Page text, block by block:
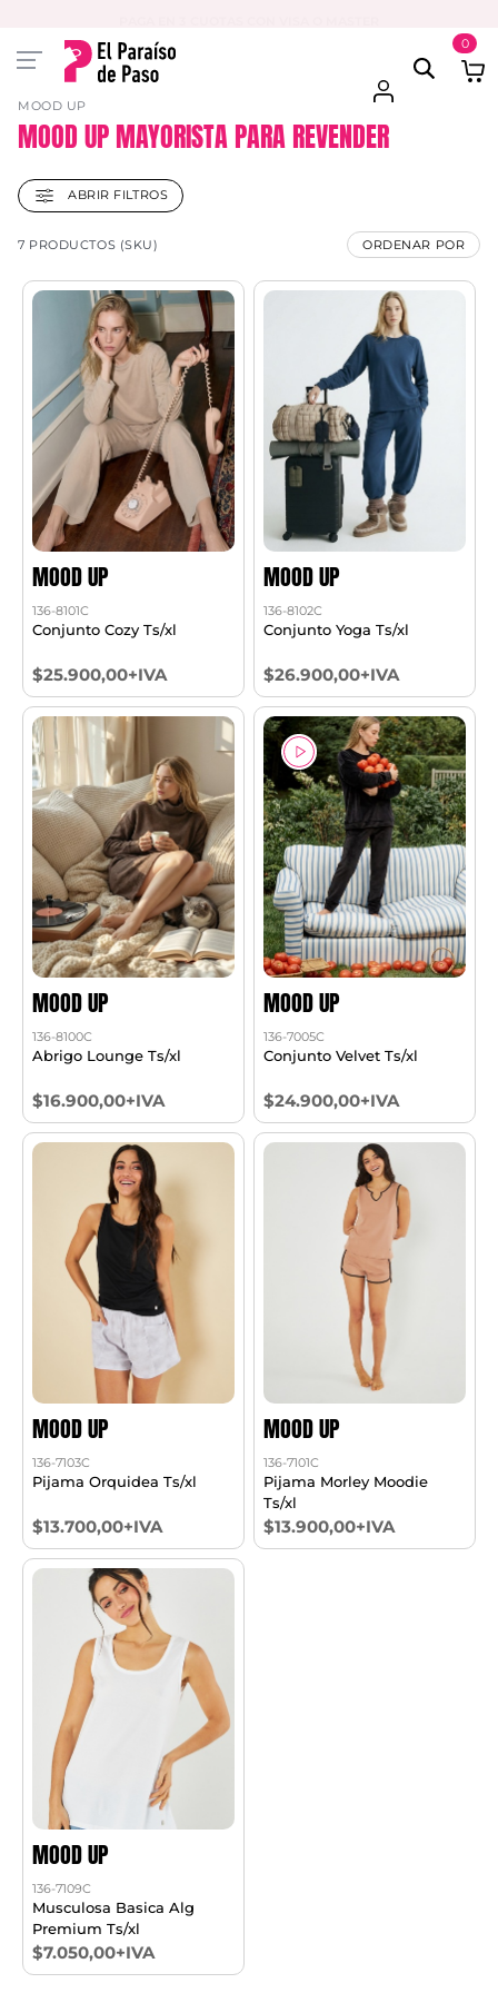
0
MOOD UP
MOOD UP MAYORISTA PARA REVENDER
ABRIR FILTROS
7 PRODUCTOS (SKU) ORDENAR POR
MOOD UP
136-8101C
Conjunto Cozy Ts/xl
$25.900,00+IVA
MOOD UP
136-8102C
Conjunto Yoga Ts/xl
$26.900,00+IVA
MOOD UP
136-8100C
Abrigo Lounge Ts/xl
$16.900,00+IVA
MOOD UP
136-7005C
Conjunto Velvet Ts/xl
$24.900,00+IVA
MOOD UP
136-7103C
Pijama Orquidea Ts/xl
$13.700,00+IVA
MOOD UP
136-7101C
Pijama Morley Moodie
Ts/xl
$13.900,00+IVA
MOOD UP
136-7109C
Musculosa Basica Alg
Premium Ts/xl
$7.050,00+IVA